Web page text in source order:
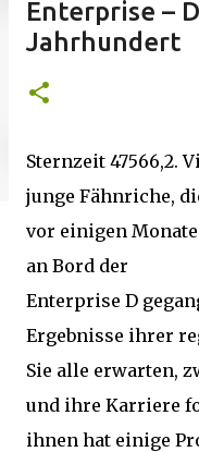
Enterprise –
Jahrhundert
Sternzeit 47566,2.
junge Fähnriche,
vor einigen
an Bord der
Enterprise D
Ergebnisse ihrer
Sie alle erwarten,
und ihre Karriere
ihnen hat einige